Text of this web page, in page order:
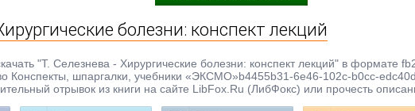
болезни: конспект лекций
"Т. Селезнева - Хирургические болезни: конспект лекций" в формате
Конспекты, шпаргалки, учебники «ЭКСМО»b4455b31-6e46-102c-b0cc-
отрывок из книги на сайте LibFox.Ru (ЛибФокс) или прочесть